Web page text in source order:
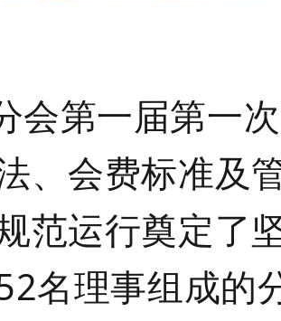
会第一届第一
、会费标准及
范运行奠定了
名理事组成的